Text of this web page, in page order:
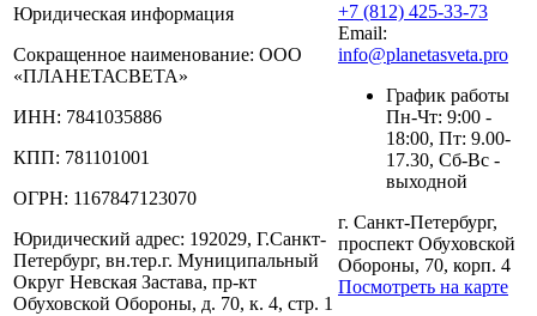
Юридическая информация
Сокращенное наименование: ООО
«ПЛАНЕТАСВЕТА»
ИНН: 7841035886
КПП: 781101001
ОГРН: 1167847123070
Юридический адрес: 192029, Г.Санкт-
Петербург, вн.тер.г. Муниципальный
Округ Невская Застава, пр-кт
Обуховской Обороны, д. 70, к. 4, стр. 1
+7 (812) 425-33-73
Email:
info@planetasveta.pro
График работы
Пн-Чт: 9:00 -
18:00, Пт: 9.00-
17.30, Сб-Вс -
выходной
г. Санкт-Петербург,
проспект Обуховской
Обороны, 70, корп. 4
Посмотреть на карте